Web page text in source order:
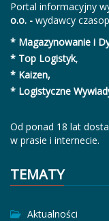
Portal informacyjny
o.o. - wydawcy
* Magazynowanie i
* Top Logistyk,
* Kaizen,
* Logistyczne
Od ponad 18 lat
w prasie i internecie.
TEMATY
Aktualności